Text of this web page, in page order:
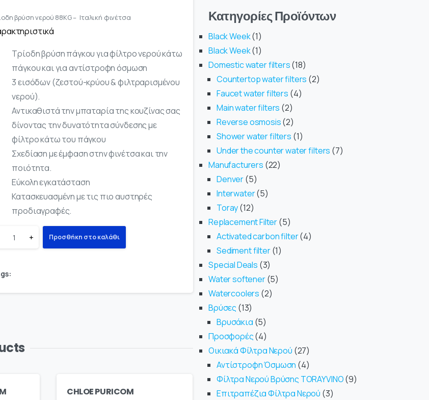
βρύση νερού 88KG – Ιταλική φινέτσα
Τρίοδη βρύση πάγκου για φίλτρο νερού κάτω
πάγκου και για αντίστροφη όσμωση
3 εισόδων (ζεστού-κρύου & φιλτραρισμένου
νερού).
Αντικαθιστά την μπαταρία της κουζίνας σας
δίνοντας την δυνατότητα σύνδεσης με
φίλτρο κάτω του πάγκου
Σχεδίαση με έμφαση στην φινέτσα και την
ποιότητα.
Εύκολη εγκατάσταση
Κατασκευασμένη με τις πιο αυστηρές
προδιαγραφές.
+ Προσθήκη στο καλάθι
CHLOE PURICOM
Κατηγορίες Προϊόντων
Black Week 1
Black Week 1
Domestic water filters 18
Countertop water filters 2
Faucet water filters 4
Main water filters 2
Reverse osmosis 2
Shower water filters 1
Under the counter water filters 7
Manufacturers 22
Denver 5
Interwater 5
Toray 12
Replacement Filter 5
Activated carbon filter 4
Sediment filter 1
Special Deals 3
Water softener 5
Watercoolers 2
Βρύσες 13
Βρυσάκια 5
Προσφορές 4
Οικιακά Φίλτρα Νερού 27
Αντίστροφη Όσμωση 4
Φίλτρα Νερού Βρύσης TORAYVINO 9
Επιτραπέζια Φίλτρα Νερού 3